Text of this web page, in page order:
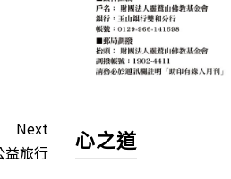
Next
益旅行
心之道